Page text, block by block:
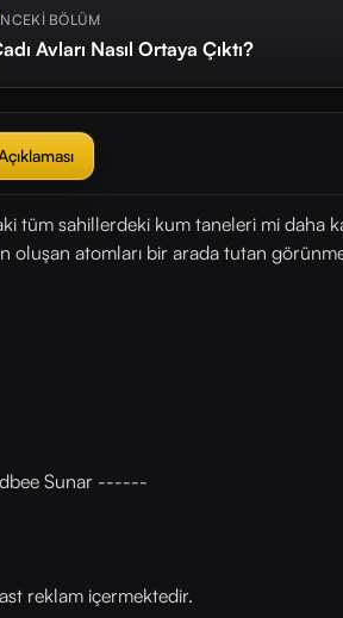
BÖLÜM
Avları Nasıl Ortaya Çıktı?
tüm sahillerdeki kum taneleri mi daha
oluşan atomları bir arada tutan
Sunar ------
reklam içermektedir.